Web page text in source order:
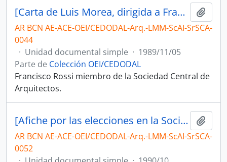
[Carta de Luis Morea, dirigida a Francisco Rossi]
AR BCN AE-ACE-OEI/CEDODAL-Arq.-LMM-ScAI-SrSCA-
0044
· Unidad documental simple · 1989/11/05
Parte de Colección OEI/CEDODAL
Francisco Rossi miembro de la Sociedad Central de
Arquitectos.
[Afiche por las elecciones en la Sociedad Central de Arquitectos, Lista Unidad Verde-Azul y Blanca]
AR BCN AE-ACE-OEI/CEDODAL-Arq.-LMM-ScAI-SrSCA-
0052